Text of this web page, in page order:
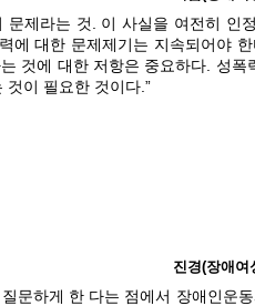
제라는 것. 이 사실을 여전히 인
에 대한 문제제기는 지속되어야
것에 대한 저항은 중요하다. 성폭
이 필요한 것이다.”
진경(장애여
문하게 한 다는 점에서 장애인운